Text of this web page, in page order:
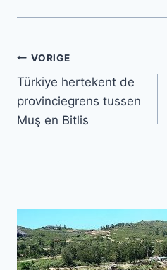
Bericht
navigatie
VORIGE
Türkiye hertekent de
provinciegrens tussen
Muş en Bitlis